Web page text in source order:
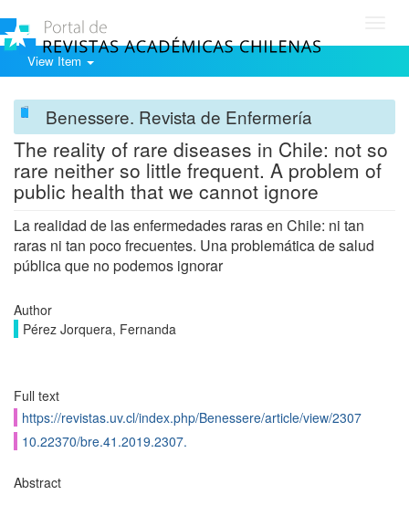
View Item
Benessere. Revista de Enfermería
The reality of rare diseases in Chile: not so
rare neither so little frequent. A problem of
public health that we cannot ignore
La realidad de las enfermedades raras en Chile: ni tan
raras ni tan poco frecuentes. Una problemática de salud
pública que no podemos ignorar
Author
Pérez Jorquera, Fernanda
Full text
https://revistas.uv.cl/index.php/Benessere/article/view/2307
10.22370/bre.41.2019.2307.
Abstract